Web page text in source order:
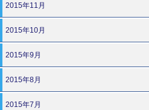
2015年11月
2015年10月
2015年9月
2015年8月
2015年7月